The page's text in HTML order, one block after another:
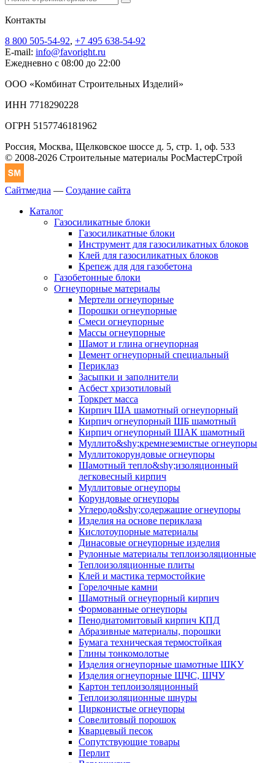
Контакты
8 800 505-54-92, +7 495 638-54-92
E-mail: info@favoright.ru
Ежедневно с 08:00 до 22:00
ООО «Комбинат Строительных Изделий»
ИНН 7718290228
ОГРН 5157746181962
Россия, Москва, Щелковское шоссе д. 5, стр. 1, оф. 533
© 2008-2026 Строительные материалы РосМастерСтрой
Сайтмедиа — Создание сайта
Каталог
Газосиликатные блоки
Газосиликатные блоки
Инструмент для газосиликатных блоков
Клей для газосиликатных блоков
Крепеж для для газобетона
Газобетонные блоки
Огнеупорные материалы
Мертели огнеупорные
Порошки огнеупорные
Смеси огнеупорные
Массы огнеупорные
Шамот и глина огнеупорная
Цемент огнеупорный специальный
Периклаз
Засыпки и заполнители
Асбест хризотиловый
Торкрет масса
Кирпич ША шамотный огнеупорный
Кирпич огнеупорный ШБ шамотный
Кирпич огнеупорный ШАК шамотный
Муллито&shy;­кремнеземистые огнеупоры
Муллито­корундовые огнеупоры
Шамотный тепло&shy;изоляционный
легковесный кирпич
Муллитовые огнеупоры
Корундовые огнеупоры
Углеродо&shy;содержащие огнеупоры
Изделия на основе периклаза
Кислотоупорные материалы
Динасовые огнеупорные изделия
Рулонные материалы теплоизоляционные
Тепло­изоляционные плиты
Клей и мастика термостойкие
Горелочные камни
Шамотный огнеупорный кирпич
Формованные огнеупоры
Пенодиатомитовый кирпич КПД
Абразивные материалы, порошки
Бумага техническая термостойкая
Глины тонкомолотые
Изделия огнеупорные шамотные ШКУ
Изделия огнеупорные ШЧС, ШЧУ
Картон теплоизоляционный
Теплоизоляционные шнуры
Цирконистые огнеупоры
Совелитовый порошок
Кварцевый песок
Сопутствующие товары
Перлит